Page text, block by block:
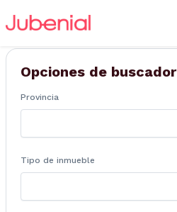
BUSQUEDA DE
Inmuebles
Opciones de buscador
Provincia
Tipo de inmueble